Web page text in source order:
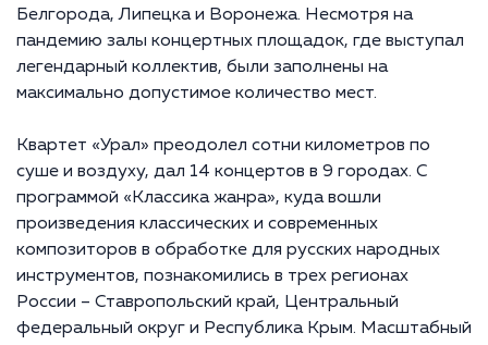
Белгорода, Липецка и Воронежа. Несмотря на
пандемию залы концертных площадок, где выступал
легендарный коллектив, были заполнены на
максимально допустимое количество мест.
Квартет «Урал» преодолел сотни километров по
суше и воздуху, дал 14 концертов в 9 городах. С
программой «Классика жанра», куда вошли
произведения классических и современных
композиторов в обработке для русских народных
инструментов, познакомились в трех регионах
России – Ставропольский край, Центральный
федеральный округ и Республика Крым. Масштабный